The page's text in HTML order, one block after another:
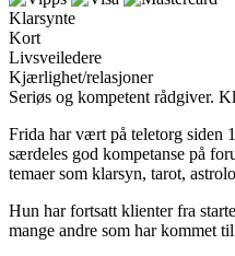
Klarsynte
Kort
Livsveiledere
Kjærlighet/relasjoner
Seriøs og kompetent rådgiver.
Frida har vært på teletorg siden
særdeles god kompetanse på
temaer som klarsyn, tarot,
Hun har fortsatt klienter fra
mange andre som har kommet